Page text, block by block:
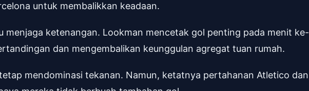
untuk membalikkan keadaan.
menjaga ketenangan. Lookman mencetak gol penting pada menit ke-
dan mengembalikan keunggulan agregat tuan rumah.
mendominasi tekanan. Namun, ketatnya pertahanan Atletico dan